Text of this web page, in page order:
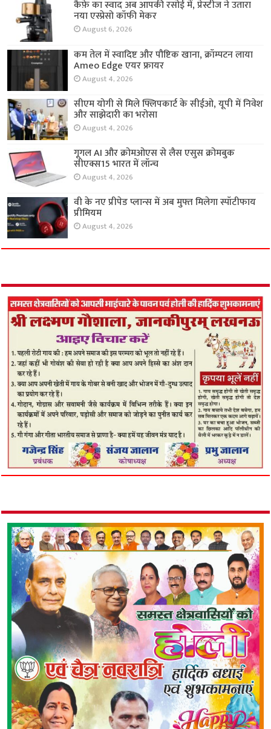
कैफ़े का स्वाद अब आपकी रसोई में, प्रेस्टीज ने उतारा
नया एस्प्रेसो कॉफी मेकर
August 6, 2026
कम तेल में स्वादिष्ट और पौष्टिक खाना, क्रॉम्पटन लाया
Ameo Edge एयर फ्रायर
August 4, 2026
सीएम योगी से मिले फ्लिपकार्ट के सीईओ, यूपी में निवेश
और साझेदारी का भरोसा
August 4, 2026
गूगल AI और क्रोमओएस से लैस एसुस क्रोमबुक
सीएक्स15 भारत में लॉन्च
August 4, 2026
वी के नए प्रीपेड प्लान्स में अब मुफ्त मिलेगा स्पॉटीफाय
प्रीमियम
August 4, 2026